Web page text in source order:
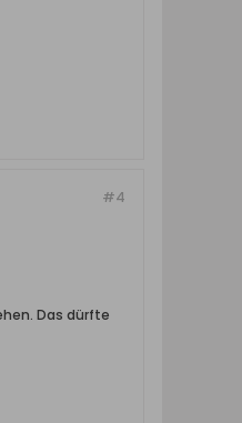
#4
Das dürfte